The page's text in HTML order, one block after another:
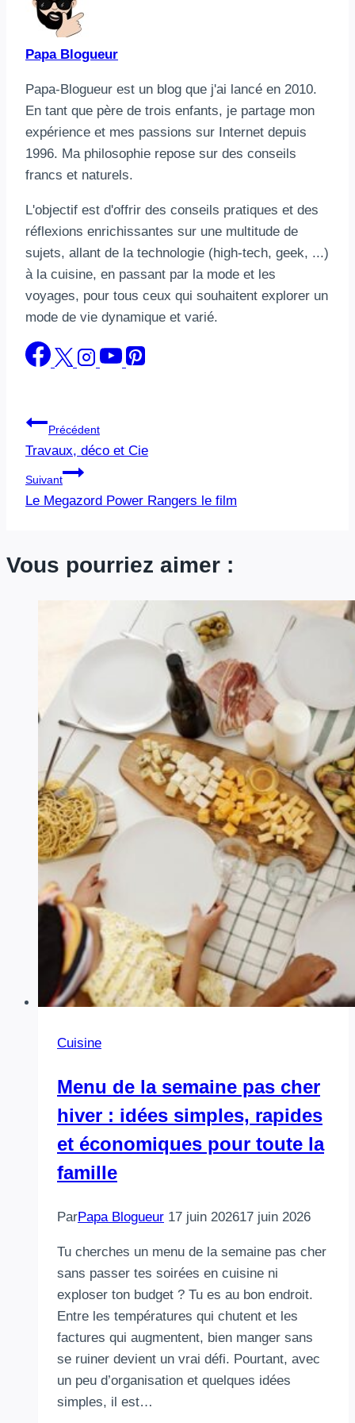
Papa Blogueur
Papa-Blogueur est un blog que j'ai lancé en 2010.
En tant que père de trois enfants, je partage mon
expérience et mes passions sur Internet depuis
1996. Ma philosophie repose sur des conseils
francs et naturels.
L'objectif est d'offrir des conseils pratiques et des
réflexions enrichissantes sur une multitude de
sujets, allant de la technologie (high-tech, geek, ...)
à la cuisine, en passant par la mode et les
voyages, pour tous ceux qui souhaitent explorer un
mode de vie dynamique et varié.
Navigation
de
l’article
Précédent
Travaux, déco et Cie
Suivant
Le Megazord Power Rangers le film
Vous pourriez aimer :
Cuisine
Menu de la semaine pas cher
hiver : idées simples, rapides
et économiques pour toute la
famille
ParPapa Blogueur 17 juin 202617 juin 2026
Tu cherches un menu de la semaine pas cher
sans passer tes soirées en cuisine ni
exploser ton budget ? Tu es au bon endroit.
Entre les températures qui chutent et les
factures qui augmentent, bien manger sans
se ruiner devient un vrai défi. Pourtant, avec
un peu d’organisation et quelques idées
simples, il est…